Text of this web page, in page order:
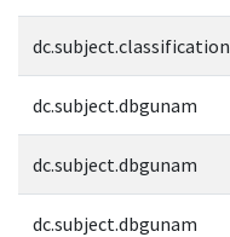
dc.subject.classification
dc.subject.dbgunam
dc.subject.dbgunam
dc.subject.dbgunam